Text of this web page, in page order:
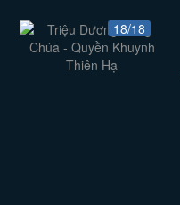
18/18